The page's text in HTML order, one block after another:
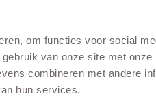
om functies voor social
van onze site met
combineren met andere
hun services.